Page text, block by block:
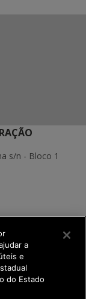
s/n - Bloco 1
a
e
do Estado